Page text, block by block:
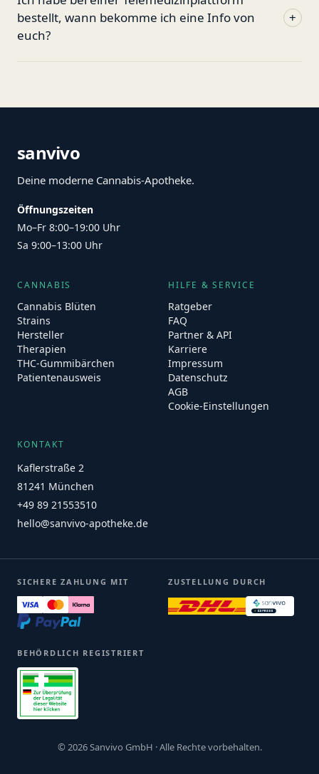
bestellt, wann bekomme ich eine Info von
euch?
+
sanvivo
Deine moderne Cannabis-Apotheke.
Öffnungszeiten
Mo–Fr 8:00–19:00 Uhr
Sa 9:00–13:00 Uhr
CANNABIS
Cannabis Blüten
Strains
Hersteller
Therapien
THC-Gummibärchen
Patientenausweis
HILFE & SERVICE
Ratgeber
FAQ
Partner & API
Karriere
Impressum
Datenschutz
AGB
Cookie-Einstellungen
KONTAKT
Kaflerstraße 2
81241 München
+49 89 21553510
hello@sanvivo-apotheke.de
SICHERE ZAHLUNG MIT ZUSTELLUNG DURCH
BEHÖRDLICH REGISTRIERT
© 2026 Sanvivo GmbH · Alle Rechte vorbehalten.